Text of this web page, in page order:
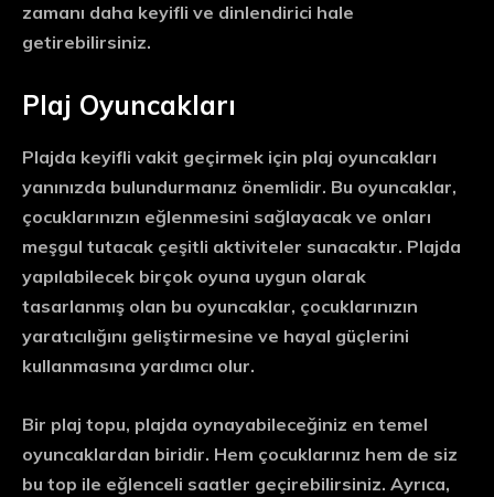
zamanı daha keyifli ve dinlendirici hale
getirebilirsiniz.
Plaj Oyuncakları
Plajda keyifli vakit geçirmek için plaj oyuncakları
yanınızda bulundurmanız önemlidir. Bu oyuncaklar,
çocuklarınızın eğlenmesini sağlayacak ve onları
meşgul tutacak çeşitli aktiviteler sunacaktır. Plajda
yapılabilecek birçok oyuna uygun olarak
tasarlanmış olan bu oyuncaklar, çocuklarınızın
yaratıcılığını geliştirmesine ve hayal güçlerini
kullanmasına yardımcı olur.
Bir plaj topu, plajda oynayabileceğiniz en temel
oyuncaklardan biridir. Hem çocuklarınız hem de siz
bu top ile eğlenceli saatler geçirebilirsiniz. Ayrıca,